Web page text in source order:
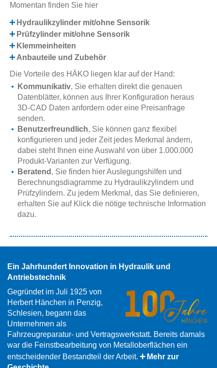
Momentan finden Sie hier
Hydraulikzylinder mit/ohne Sensorik
Prüfzylinder mit/ohne Sensorik
Klemmeinheiten
Anbauteile und Zubehör
Die Vorteile des HÄKO liegen klar auf der Hand:
Kommunikativ, Sie erhalten direkt die genauen
Datenblätter, können aus Ihrer Konfiguration heraus
3D-CAD Daten anfordern oder eine Preisanfrage
senden.
Benutzerfreundlich, Sie können ganz flexibel
konfigurieren und jeder Zeit jedes Merkmal ändern,
dabei steht Ihnen eine Auswahl von über 1.000.000
Produkt-Varianten zur Verfügung.
Beratend , Sie finden hier Auslegungshilfen und
Berechnungsdiagramme zu Hydraulikzylindern und
Prüfzylindern. Zu jedem Merkmal, das Sie definieren,
erhalten Sie auf Klick die nötige technische Information
dazu.
Ein Jahrhundert Innovation in Hydraulik und
Antriebstechnik
Gegründet im Juli 1925 von
Herbert Hänchen in Penzig,
Schlesien, begann das
Unternehmen als
Fahrzeugreparatur- und Vertragswerkstatt. Bereits damals
war die Feinstbearbeitung von Metalloberflächen ein
entscheidender Bestandteil der Arbeit.
Mehr zur